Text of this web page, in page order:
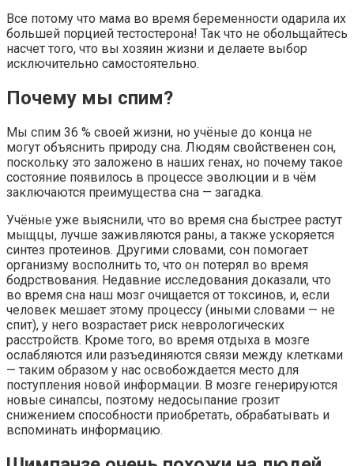
Все потому что мама во время беременности одарила их
большей порцией тестостерона! Так что не обольщайтесь
насчет того, что вы хозяин жизни и делаете выбор
исключительно самостоятельно.
Почему мы спим?
Мы спим 36 % своей жизни, но учёные до конца не
могут объяснить природу сна. Людям свойственен сон,
поскольку это заложено в наших генах, но почему такое
состояние появилось в процессе эволюции и в чём
заключаются преимущества сна — загадка.
Учёные уже выяснили, что во время сна быстрее растут
мыщцы, лучше заживляются раны, а также ускоряется
синтез протеинов. Другими словами, сон помогает
организму восполнить то, что он потерял во время
бодрствования. Недавние исследования доказали, что
во время сна наш мозг очищается от токсинов, и, если
человек мешает этому процессу (иными словами — не
спит), у него возрастает риск неврологических
расстройств. Кроме того, во время отдыха в мозге
ослабляются или разъединяются связи между клетками
— таким образом у нас освобождается место для
поступления новой информации. В мозге генерируются
новые синапсы, поэтому недосыпание грозит
снижением способности приобретать, обрабатывать и
вспоминать информацию.